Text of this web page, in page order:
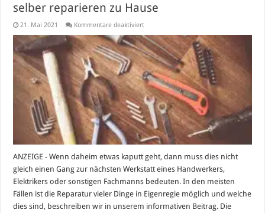
selber reparieren zu Hause
21. Mai 2021 Kommentare deaktiviertfür
Die
Dinge
könnt
ihr
einfach
selber
reparieren
zu
Hause
ANZEIGE - Wenn daheim etwas kaputt geht, dann muss dies nicht
gleich einen Gang zur nächsten Werkstatt eines Handwerkers,
Elektrikers oder sonstigen Fachmanns bedeuten. In den meisten
Fällen ist die Reparatur vieler Dinge in Eigenregie möglich und welche
dies sind, beschreiben wir in unserem informativen Beitrag. Die